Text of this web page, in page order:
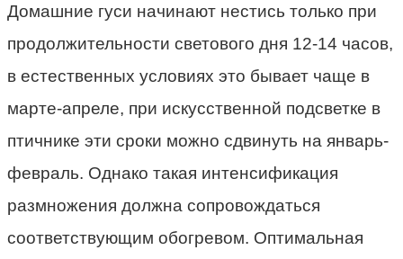
Домашние гуси начинают нестись только при
продолжительности светового дня 12-14 часов,
в естественных условиях это бывает чаще в
марте-апреле, при искусственной подсветке в
птичнике эти сроки можно сдвинуть на январь-
февраль. Однако такая интенсификация
размножения должна сопровождаться
соответствующим обогревом. Оптимальная